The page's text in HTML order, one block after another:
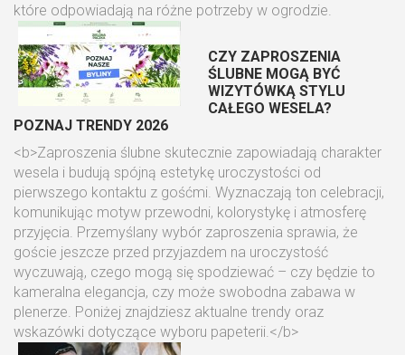
które odpowiadają na różne potrzeby w ogrodzie.
CZY ZAPROSZENIA
ŚLUBNE MOGĄ BYĆ
WIZYTÓWKĄ STYLU
CAŁEGO WESELA?
POZNAJ TRENDY 2026
<b>Zaproszenia ślubne skutecznie zapowiadają charakter
wesela i budują spójną estetykę uroczystości od
pierwszego kontaktu z gośćmi. Wyznaczają ton celebracji,
komunikując motyw przewodni, kolorystykę i atmosferę
przyjęcia. Przemyślany wybór zaproszenia sprawia, że
goście jeszcze przed przyjazdem na uroczystość
wyczuwają, czego mogą się spodziewać – czy będzie to
kameralna elegancja, czy może swobodna zabawa w
plenerze. Poniżej znajdziesz aktualne trendy oraz
wskazówki dotyczące wyboru papeterii.</b>